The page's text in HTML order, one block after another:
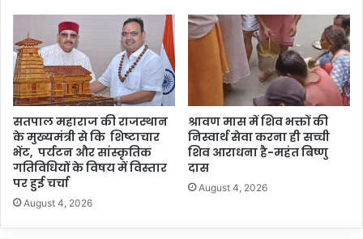
सतपाल महाराज की राजस्थान
के मुख्यमंत्री से कि शिष्टाचार
भेंट, पर्यटन और सांस्कृतिक
गतिविधियों के विषय में विस्तार
पर हुई चर्चा
August 4, 2026
श्रावण मास में शिव भक्तों की
निस्वार्थ सेवा करना ही सच्ची
शिव आराधना है-महंत बिष्णु
दास
August 4, 2026